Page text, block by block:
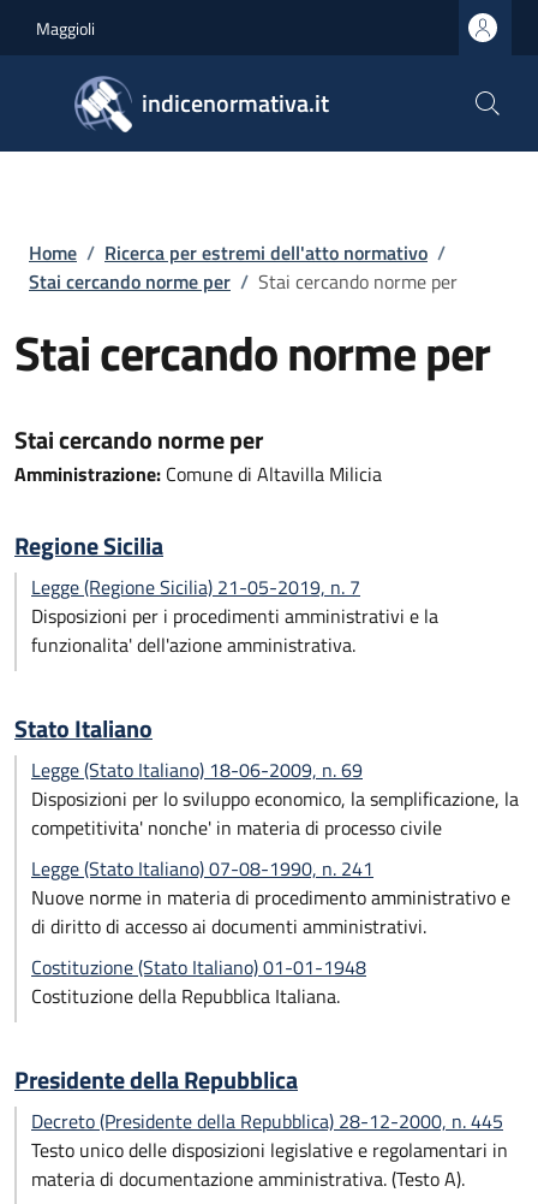
Maggioli
indicenormativa.it
Briciole di pane
Home / Ricerca per estremi dell'atto normativo /
Stai cercando norme per / Stai cercando norme per
Stai cercando norme per
Stai cercando norme per
Amministrazione: Comune di Altavilla Milicia
Regione Sicilia
Legge (Regione Sicilia) 21-05-2019, n. 7
Disposizioni per i procedimenti amministrativi e la
funzionalita' dell'azione amministrativa.
Stato Italiano
Legge (Stato Italiano) 18-06-2009, n. 69
Disposizioni per lo sviluppo economico, la semplificazione, la
competitivita' nonche' in materia di processo civile
Legge (Stato Italiano) 07-08-1990, n. 241
Nuove norme in materia di procedimento amministrativo e
di diritto di accesso ai documenti amministrativi.
Costituzione (Stato Italiano) 01-01-1948
Costituzione della Repubblica Italiana.
Presidente della Repubblica
Decreto (Presidente della Repubblica) 28-12-2000, n. 445
Testo unico delle disposizioni legislative e regolamentari in
materia di documentazione amministrativa. (Testo A).